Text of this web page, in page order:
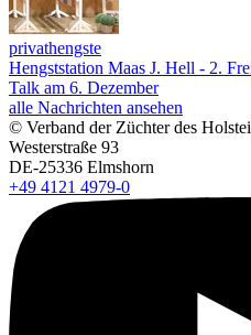
privathengste
Hengststation Maas J. Hell - 2.
Talk am 6. Dezember
alle Nachrichten ansehen
© Verband der Züchter des
Westerstraße 93
DE-25336 Elmshorn
+49 4121 4979-0